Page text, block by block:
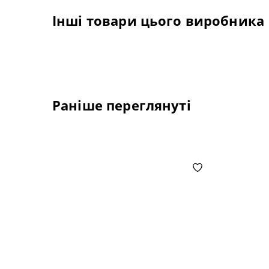
Інші товари цього виробника
Раніше переглянуті